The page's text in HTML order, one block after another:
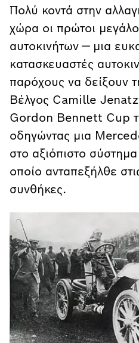
Πολύ κοντά στην
χώρα οι πρώτοι
αυτοκινήτων — μια
κατασκευαστές
παρόχους να δείξουν
Βέλγος Camille
Gordon Bennett Cup
οδηγώντας μια
στο αξιόπιστο
οποίο ανταπεξήλθε
συνθήκες.